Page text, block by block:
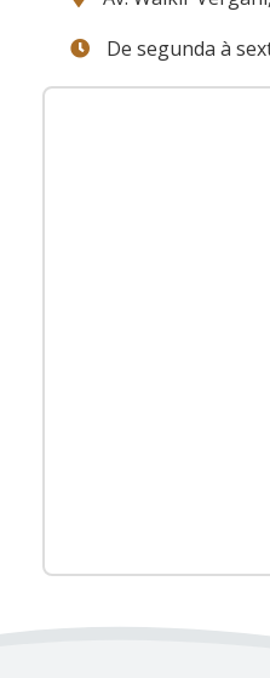
De segunda à